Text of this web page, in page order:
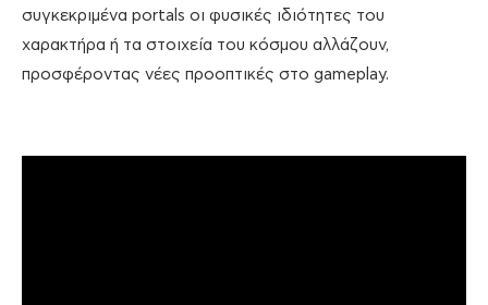
συγκεκριμένα portals οι φυσικές ιδιότητες του
χαρακτήρα ή τα στοιχεία του κόσμου αλλάζουν,
προσφέροντας νέες προοπτικές στο gameplay.